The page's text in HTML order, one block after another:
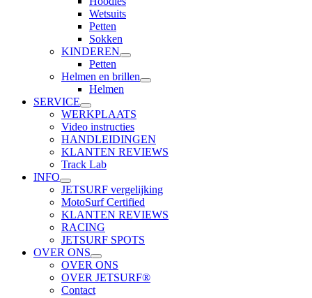
Wetsuits
Petten
Sokken
KINDEREN
Petten
Helmen en brillen
Helmen
SERVICE
WERKPLAATS
Video instructies
HANDLEIDINGEN
KLANTEN REVIEWS
Track Lab
INFO
JETSURF vergelijking
MotoSurf Certified
KLANTEN REVIEWS
RACING
JETSURF SPOTS
OVER ONS
OVER ONS
OVER JETSURF®
Contact